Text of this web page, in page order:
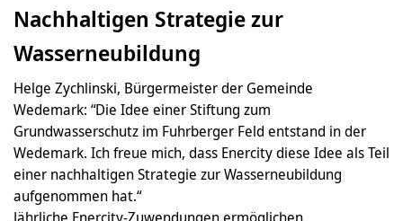
Nachhaltigen Strategie zur
Wasserneubildung
Helge Zychlinski, Bürgermeister der Gemeinde
Wedemark: “Die Idee einer Stiftung zum
Grundwasserschutz im Fuhrberger Feld entstand in der
Wedemark. Ich freue mich, dass Enercity diese Idee als Teil
einer nachhaltigen Strategie zur Wasserneubildung
aufgenommen hat.“
Jährliche Enercity-Zuwendungen ermöglichen